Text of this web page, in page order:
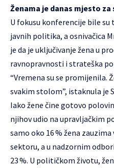
Ženama je danas mjesto
U fokusu konferencije bile
javnih politika, a osnivačica
je da je uključivanje žena u
ravnopravnosti i strateška
“Vremena su se promijenila.
svakim stolom”, istaknula je
Iako žene čine gotovo
njihov udio na upravljačkim
samo oko 16 % žena
sektoru, a u nadzornim
23 %. U političkom životu,